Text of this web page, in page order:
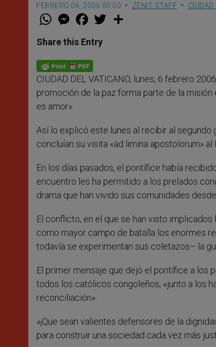
FEBRERO 06, 2006 00:00 ZENIT STAFF
W
t
s
p
p
M
e
s
e
g
e
r
F
a
e
b
o
k
w
Share this Entry
CIUDAD DEL VATICANO, lunes, 6 febrero
promoción de la paz forma parte de la
es amor».
Así lo explicó este lunes al recibir al
concluían su visita «ad limina apostolorum»
En los días pasados, el pontífice había
encuentro les ha permitido a los prelados
drama que han vivido sus comunidades
El conflicto, en el que se han visto
como mayor campo de batalla los enormes
todavía se experimentan sus coletazos– la
El primer mensaje que dejó el pontífice a los
todos los católicos congoleños, «junto a los
reconciliación».
«¡Que sean valientes defensores de la
para construir una sociedad cada vez más